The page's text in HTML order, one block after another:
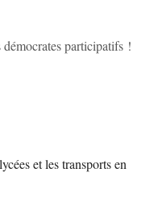
démocrates participatifs !
et les transports en